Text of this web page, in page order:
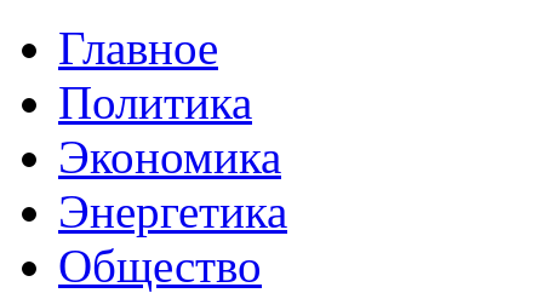
Главное
Политика
Экономика
Энергетика
Общество